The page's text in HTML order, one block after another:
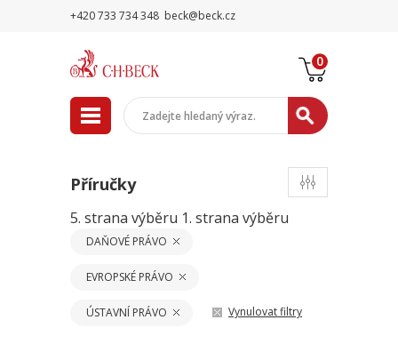
+420 733 734 348 beck@beck.cz
0
Příručky
5. strana výběru 1. strana výběru
DAŇOVÉ PRÁVO
EVROPSKÉ PRÁVO
ÚSTAVNÍ PRÁVO Vynulovat filtry